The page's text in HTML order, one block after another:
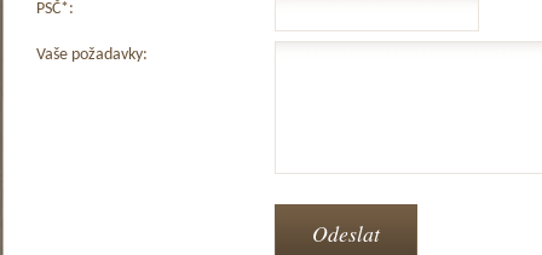
PSČ*:
Vaše požadavky: